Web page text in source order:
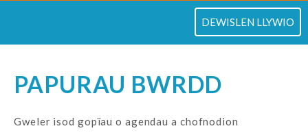
TOGLO
DEWISLEN LLYWIO
PAPURAU BWRDD
Gweler isod gopïau o agendau a chofnodion